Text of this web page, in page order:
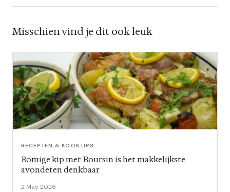
Misschien vind je dit ook leuk
RECEPTEN & KOOKTIPS
Romige kip met Boursin is het makkelijkste
avondeten denkbaar
2 May 2026